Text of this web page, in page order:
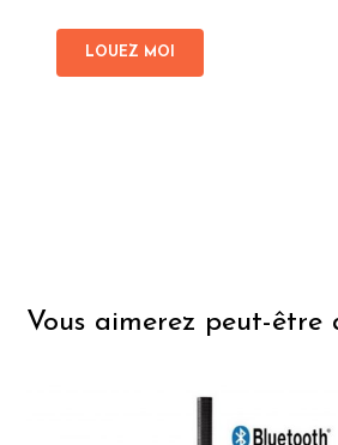
LOUEZ MOI
Vous aimerez peut-être